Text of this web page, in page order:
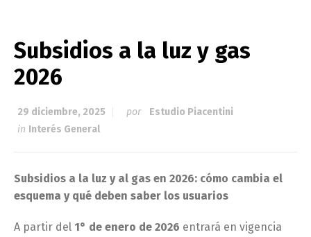
Subsidios a la luz y gas
2026
29 diciembre, 2025 por
Estudio Piacentini
in Interés General
Subsidios a la luz y al gas en 2026: cómo cambia el
esquema y qué deben saber los usuarios
A partir del 1° de enero de 2026 entrará en vigencia